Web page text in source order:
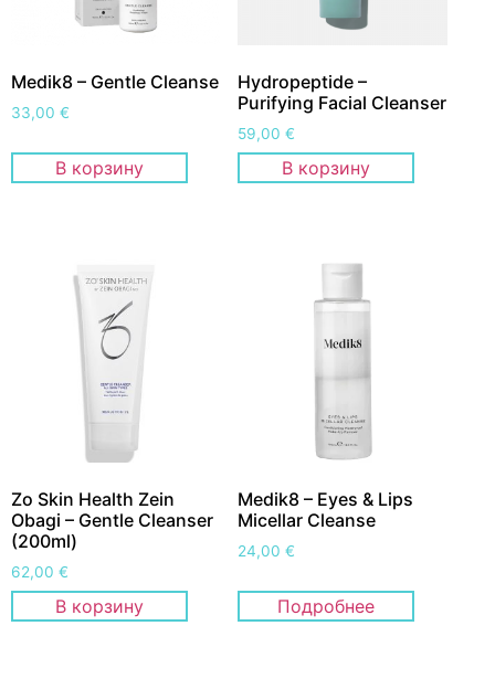
Medik8 – Gentle Cleanse
33,00 €
В корзину
Hydropeptide –
Purifying Facial Cleanser
59,00€
В корзину
Zo Skin Health Zein
Obagi – Gentle Cleanser
(200ml)
62,00 €
В корзину
Medik8 – Eyes & Lips
Micellar Cleanse
24,00€
Подробнее